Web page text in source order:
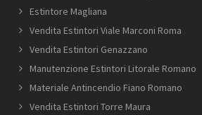
Estintore Magliana
Vendita Estintori Viale Marconi Roma
Vendita Estintori Genazzano
Manutenzione Estintori Litorale Romano
Materiale Antincendio Fiano Romano
Vendita Estintori Torre Maura